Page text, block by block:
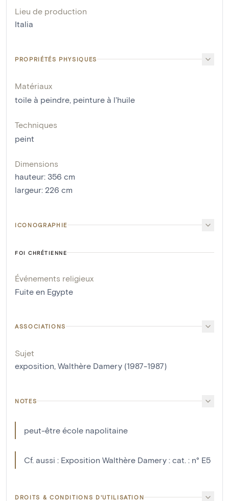
Lieu de production
Italia
PROPRIÉTÉS PHYSIQUES
Matériaux
toile à peindre, peinture à l'huile
Techniques
peint
Dimensions
hauteur: 356 cm
largeur: 226 cm
ICONOGRAPHIE
FOI CHRÉTIENNE
Événements religieux
Fuite en Egypte
ASSOCIATIONS
Sujet
exposition, Walthère Damery (1987-1987)
NOTES
peut-être école napolitaine
Cf. aussi : Exposition Walthère Damery : cat. : n° E5
DROITS & CONDITIONS D'UTILISATION